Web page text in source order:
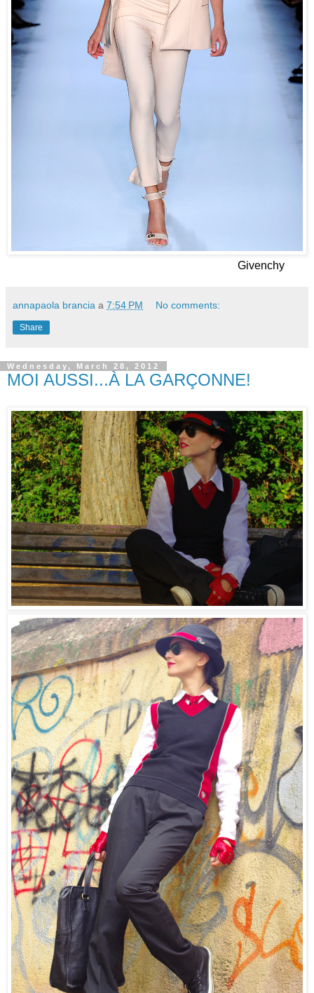
Givenchy
annapaola brancia a 7:54 PM No comments:
Share
Wednesday, March 28, 2012
MOI AUSSI...À LA GARÇONNE!